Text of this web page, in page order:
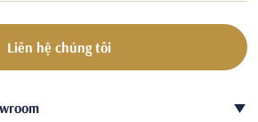
Liên hệ chúng tôi